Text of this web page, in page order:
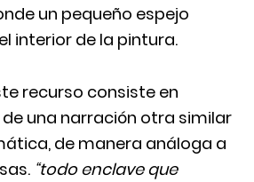
un pequeño espejo
interior de la pintura.
recurso consiste en
una narración otra similar
de manera análoga a
“todo enclave que